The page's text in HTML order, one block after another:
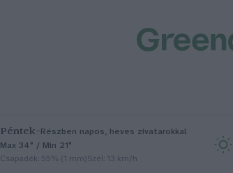
Péntek–Részben napos, heves zivatarokkal
Max 34° / Min 21°
Csapadék: 55% (1 mm)Szél: 13 km/h